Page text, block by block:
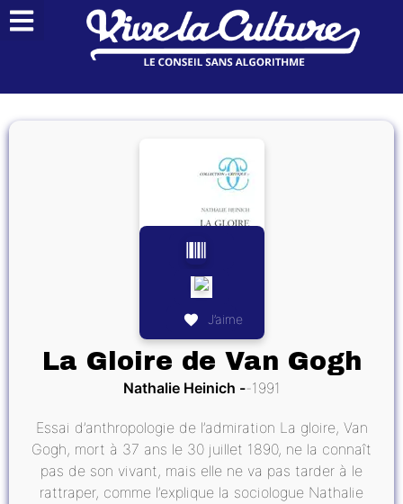
J’aime
La Gloire de Van Gogh
Nathalie Heinich 1991
Essai d’anthropologie de l’admiration La gloire, Van
Gogh, mort à 37 ans le 30 juillet 1890, ne la connaît
pas de son vivant, mais elle ne va pas tarder à le
rattraper, comme l’explique la sociologue Nathalie